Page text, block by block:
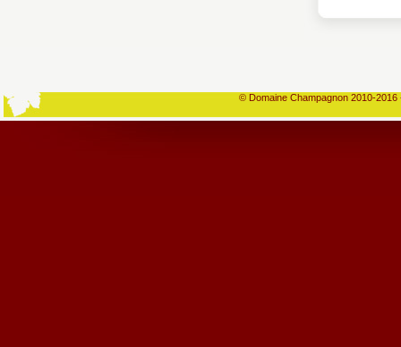
© Domaine Champagnon 2010-